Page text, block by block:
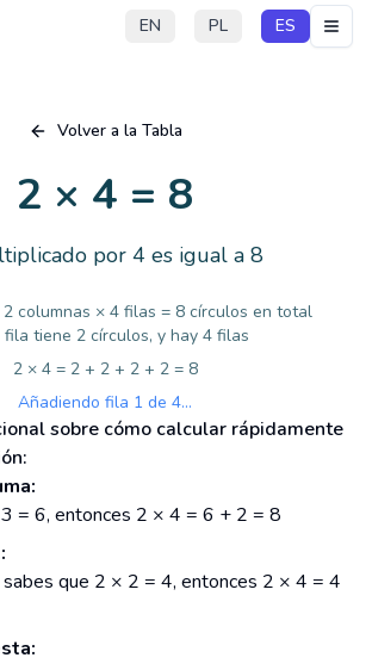
EN PL ES
Volver a la Tabla
2 × 4 = 8
por 4 es igual a 8
columnas × 4 filas = 8 círculos en total
fila tiene 2 círculos, y hay 4 filas
2 × 4 = 2 + 2 + 2 + 2 = 8
Añadiendo fila 1 de 4...
sobre cómo calcular rápidamente
= 6, entonces 2 × 4 = 6 + 2 = 8
sabes que 2 × 2 = 4, entonces 2 × 4 = 4